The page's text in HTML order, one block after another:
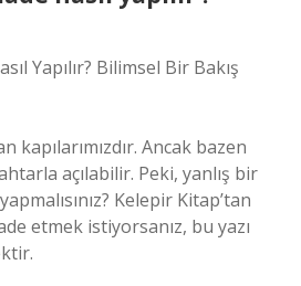
Yapılır? Bilimsel Bir Bakış
kapılarımızdır. Ancak bazen
açılabilir. Peki, yanlış bir
Kelepir Kitap’tan
etmek istiyorsanız, bu yazı